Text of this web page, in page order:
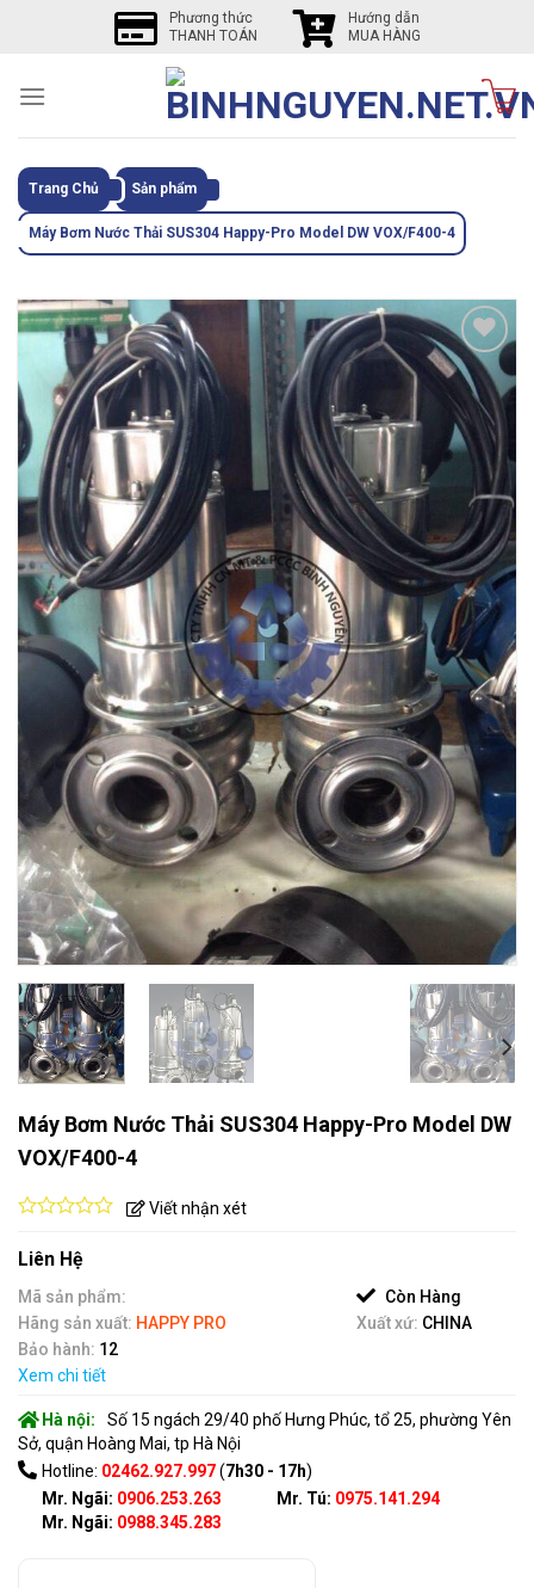
Phương thức
THANH TOÁN
Hướng dẫn
MUA HÀNG
Trang Chủ Sản phẩm
Máy Bơm Nước Thải SUS304 Happy-Pro Model DW VOX/F400-4
Máy Bơm Nước Thải SUS304 Happy-Pro Model DW
VOX/F400-4
out
of
5
Viết nhận xét
Liên Hệ
Mã sản phẩm:
Còn Hàng
Hãng sản xuất: HAPPY PRO Xuất xứ: CHINA
Bảo hành: 12
Xem chi tiết
Hà nội:
Số 15 ngách 29/40 phố Hưng Phúc, tổ 25, phường Yên
Sở, quận Hoàng Mai, tp Hà Nội
Hotline: 02462.927.997(7h30 - 17h)
Mr. Ngãi: 0906.253.263
Mr. Ngãi: 0988.345.283
Mr. Tú: 0975.141.294